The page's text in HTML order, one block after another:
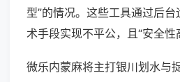
型”的情况。这些工具通过后
术手段实现不平公，且“安全性
微乐内蒙麻将主打银川划水与